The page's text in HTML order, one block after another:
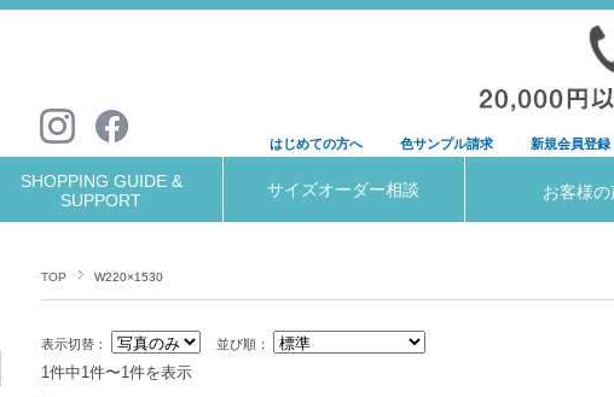
はじめての方へ 色サンプル請求 新規会員登録
SHOPPING GUIDE &
SUPPORT
サイズオーダー相談 お客様の
TOP W220×1530
表示切替： 並び順：
1件中1件〜1件を表示